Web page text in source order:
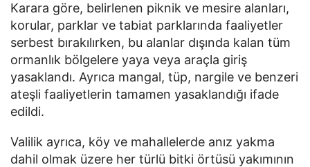
Karara göre, belirlenen piknik ve mesire alanları,
korular, parklar ve tabiat parklarında faaliyetler
serbest bırakılırken, bu alanlar dışında kalan tüm
ormanlık bölgelere yaya veya araçla giriş
yasaklandı. Ayrıca mangal, tüp, nargile ve benzeri
ateşli faaliyetlerin tamamen yasaklandığı ifade
edildi.
Valilik ayrıca, köy ve mahallelerde anız yakma
dahil olmak üzere her türlü bitki örtüsü yakımının